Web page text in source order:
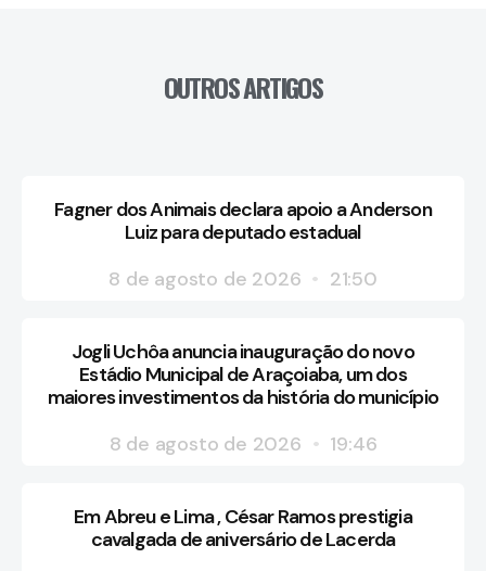
OUTROS ARTIGOS
Fagner dos Animais declara apoio a Anderson
Luiz para deputado estadual
8 de agosto de 2026
21:50
Jogli Uchôa anuncia inauguração do novo
Estádio Municipal de Araçoiaba, um dos
maiores investimentos da história do município
8 de agosto de 2026
19:46
Em Abreu e Lima , César Ramos prestigia
cavalgada de aniversário de Lacerda